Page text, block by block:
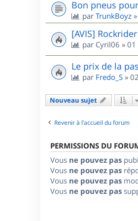
Bon pneus
par TrunkBoyz »
[AVIS]
par Cyril06 » 01
Le prix de la
par Fredo_S »
Nouveau sujet
Revenir à l’accueil du forum
PERMISSIONS DU
Vous ne pouvez pas
Vous ne pouvez pas
Vous ne pouvez pas
Vous ne pouvez pas